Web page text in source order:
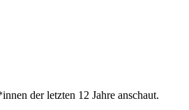
der letzten 12 Jahre anschaut.